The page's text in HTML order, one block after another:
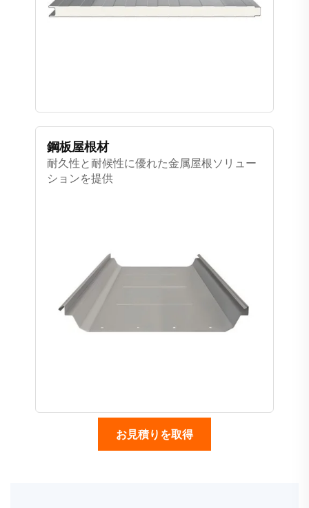
鋼板屋根材
耐久性と耐候性に優れた金属屋根ソリュー
ションを提供
お見積りを取得